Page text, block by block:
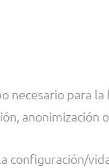
necesario para
anonimización
configuración/